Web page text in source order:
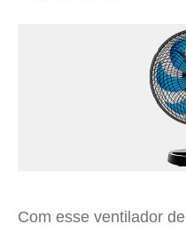
Com esse ventilador